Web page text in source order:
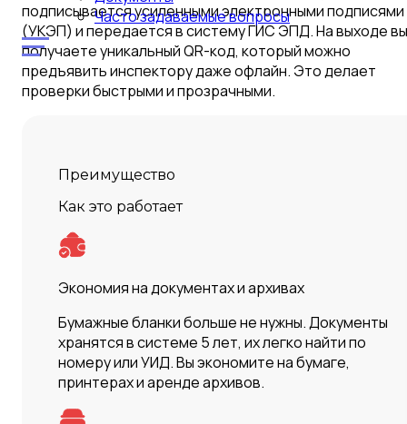
Часто задаваемые вопросы
подписывается усиленными электронными подписями
(УКЭП) и передается в систему ГИС ЭПД. На выходе вы
получаете уникальный QR-код, который можно
предъявить инспектору даже офлайн. Это делает
проверки быстрыми и прозрачными.
Преимущество
Как это работает
Экономия на документах и архивах
Бумажные бланки больше не нужны. Документы
хранятся в системе 5 лет, их легко найти по
номеру или УИД. Вы экономите на бумаге,
принтерах и аренде архивов.